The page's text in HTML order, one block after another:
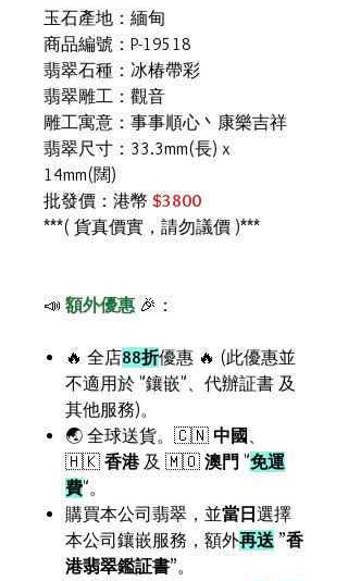
玉石產地：緬甸
商品編號：P-19518
翡翠石種：冰椿帶彩
翡翠雕工：觀音
雕工寓意：事事順心丶康樂吉祥
翡翠尺寸：33.3mm(長) x
14mm(闊)
批發價：港幣 $3800
***( 貨真價實，請勿議價 )***
📣 額外優惠 🎉：
🔥 全店88折優惠 🔥 (此優惠並
不適用於 "鑲嵌"、代辦証書 及
其他服務)。
🌏 全球送貨。🇨🇳 中國 、
🇭🇰 香港及 🇲🇴 澳門 "免運
費"。
購買本公司翡翠，並當日 選擇
本公司鑲嵌服務，額外再送 ”香
港翡翠鑑証書”。